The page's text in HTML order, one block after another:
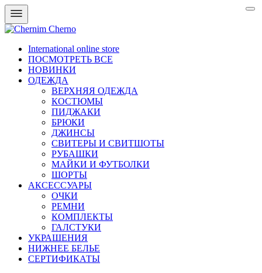
International online store
ПОСМОТРЕТЬ ВСЕ
НОВИНКИ
ОДЕЖДА
ВЕРХНЯЯ ОДЕЖДА
КОСТЮМЫ
ПИДЖАКИ
БРЮКИ
ДЖИНСЫ
СВИТЕРЫ И СВИТШОТЫ
РУБАШКИ
МАЙКИ И ФУТБОЛКИ
ШОРТЫ
АКСЕССУАРЫ
ОЧКИ
РЕМНИ
КОМПЛЕКТЫ
ГАЛСТУКИ
УКРАШЕНИЯ
НИЖНЕЕ БЕЛЬЕ
СЕРТИФИКАТЫ